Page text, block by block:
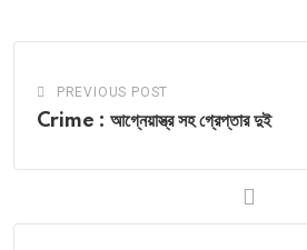
PREVIOUS POST
Crime : আগ্নেয়াস্ত্র সহ গ্রেপ্তার দুই